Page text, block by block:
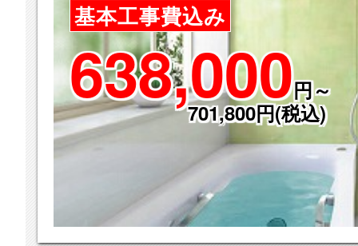
基本工事費込み
638,000円～
701,800円(税込)